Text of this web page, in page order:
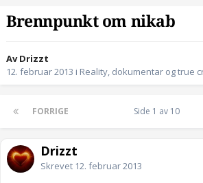
Brennpunkt om nikab
Av Drizzt
12. februar 2013 i Reality, dokumentar og true
FORRIGE Side 1 av 10
Drizzt
Skrevet 12. februar 2013